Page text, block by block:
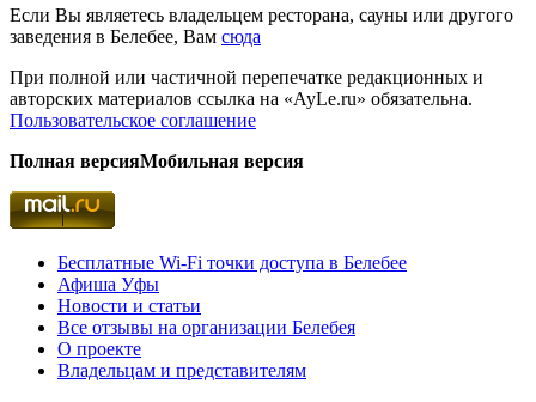
Если Вы являетесь владельцем ресторана, сауны или другого
заведения в Белебее, Вам сюда
При полной или частичной перепечатке редакционных и
авторских материалов ссылка на «AyLe.ru» обязательна.
Пользовательское соглашение
Полная версияМобильная версия
Бесплатные Wi-Fi точки доступа в Белебее
Афиша Уфы
Новости и статьи
Все отзывы на организации Белебея
О проекте
Владельцам и представителям